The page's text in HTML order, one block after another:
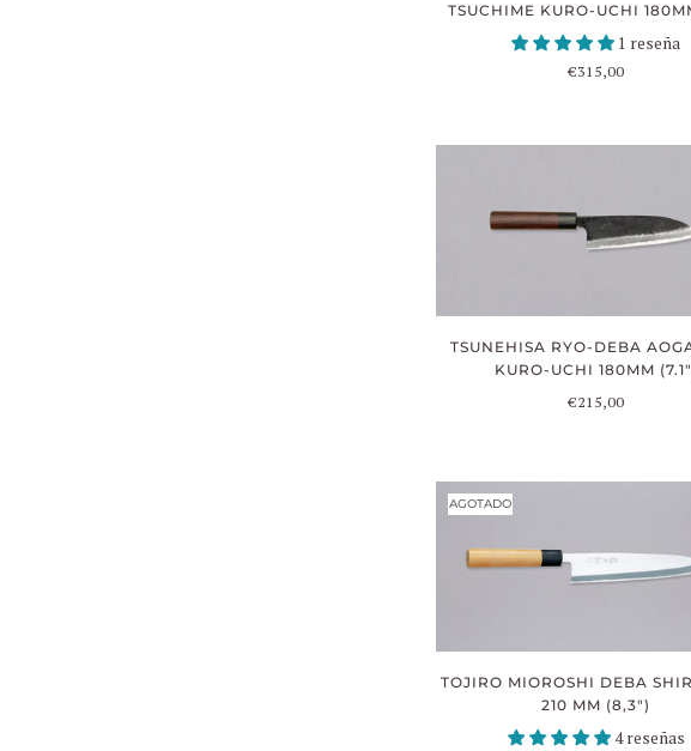
TSUCHIME KURO-UCHI
1 reseña
€315,00
TSUNEHISA RYO-DEBA
KURO-UCHI 180MM
€215,00
AGOTADO
TOJIRO MIOROSHI DEBA
210 MM (8,3")
4 reseñas